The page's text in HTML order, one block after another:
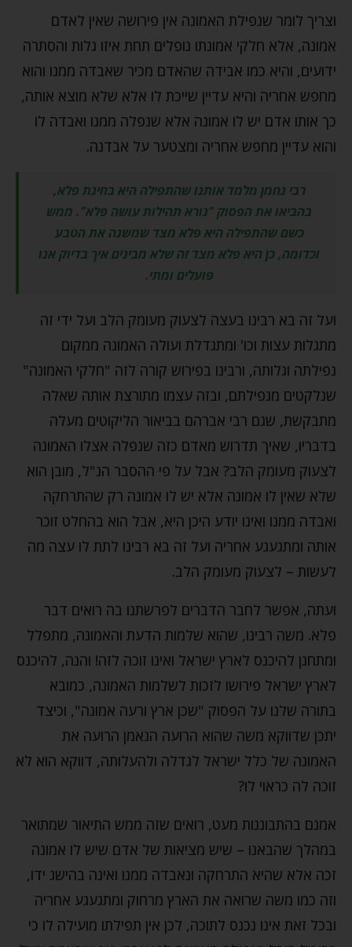
וצריך לומר שנפילת האמונה אין פירושה שאין לאדם
אמונה, אלא חלקי אמונתו נופלים תחת איזו גלות והסתרה
ידועים, והיא כמו אבידה שהאדם מכיר שאבדה ממנו והוא
מחפש אחריה והיא עדיין שייכת לו אלא שלא מוצא אותה,
כך אותו אדם יש לו אמונה אלא שנפלה ממנו ואבדה לו
והוא עדיין מחפש אחריה ומצטער על אבדנה.
רבי נחמן מלמד אותנו שהתפילה היא בחינת פלא,
בהביאו את הפסוק "נורא תהילות עושה פלא". ממש
כשם שהתפילה היא פלא מצד שמשנה את הטבע
וכדומה, כן היא פלא מצד זה שלא מבינים איך בדיוק אנו
פועלים ומתי.
ועל זה בא רבינו בעצה לצעוק מעומק הלב ועל ידי זה
מתגלות עצות וכו' ומתגדלת ועולה האמונה ממקום
נפילתה וגלותה, ורבינו בפירוש קורה לזה "חלקי האמונה"
שנלקטים מנפילתם, ובזה עצמו מתורצת אותה שאלה
מתבקשת, שגם רבי אברהם בביאור הליקוטים מעלה
בדבריו, שאיך תדרוש מאדם כזה שנפלה אצלו האמונה
לצעוק מעומק הלב? אבל על פי ההסבר הנ"ל, מובן הוא
שלא שאין לו אמונה אלא יש לו אמונה רק שהתרחקה
ואבדה ממנו ואינו יודע היכן היא, אבל הוא בהחלט זוכר
אותה ומתגעגע אחריה ועל זה בא רבינו לתת לו עצה מה
לעשות – לצעוק מעומק הלב.
ועתה, אפשר לחבר הדברים לפרשתנו בה רואים דבר
פלא. משה רבינו, שהוא שלמות הדעת והאמונה, מתפלל
ומתחנן להיכנס לארץ ישראל ואינו זוכה לזה! והנה, להיכנס
לארץ ישראל פירושו לזכות לשלמות האמונה, כמובא
בתורה שלנו על הפסוק "שכן ארץ ורעה אמונה", וכיצד
יתכן שדווקא משה שהוא הרועה הנאמן הרועה את
האמונה של כלל ישראל לגדלה ולהעלותה, דווקא הוא לא
זוכה לה כראוי לו?
אמנם בהתבוננות מעט, רואים שזה ממש התיאור שמתואר
במהלך שהבאנו – שיש מציאות של אדם שיש לו אמונה
זכה אלא שהיא התרחקה ונאבדה ממנו ואינה בהישג ידו,
וזה כמו משה שרואה את הארץ מרחוק ומתגעגע אחריה
ובכל זאת אינו נכנס לתוכה, לכן אין תפילתו מועילה לו כי